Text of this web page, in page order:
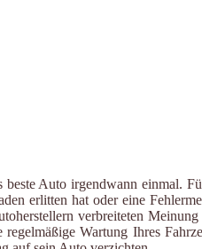
beste Auto irgendwann einmal.
erlitten hat oder eine
verbreiteten
Wartung Ihres